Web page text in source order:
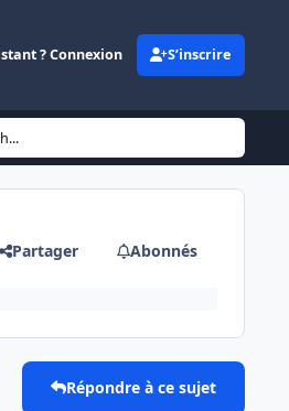
? Connexion S’inscrire
Partager Abonnés
Répondre à ce sujet